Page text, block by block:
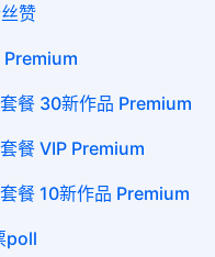
赞
Premium
餐 30新作品 Premium
餐 VIP Premium
餐 10新作品 Premium
poll